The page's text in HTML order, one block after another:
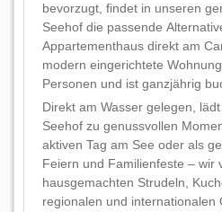
bevorzugt, findet in unseren
Seehof die passende
Appartementhaus direkt am
modern eingerichtete
Personen und ist ganzjährig
Direkt am Wasser gelegen,
Seehof zu genussvollen
aktiven Tag am See oder als
Feiern und Familienfeste – wir
hausgemachten Strudeln,
regionalen und internationalen